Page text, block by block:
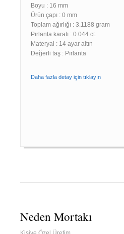
Boyu : 16 mm
Ürün çapı : 0 mm
Toplam ağırlığı : 3.1188 gram
Pırlanta karatı : 0.044 ct.
Materyal : 14 ayar altın
Değerli taş : Pırlanta
Daha fazla detay için tıklayın
Neden Mortakı